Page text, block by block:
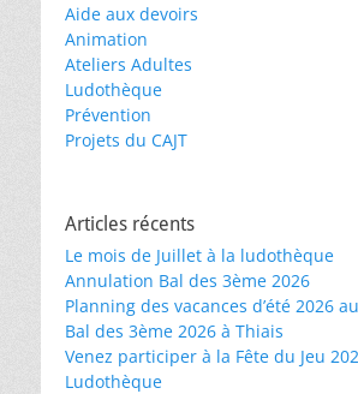
Aide aux devoirs
Animation
Ateliers Adultes
Ludothèque
Prévention
Projets du CAJT
Articles récents
Le mois de Juillet à la ludothèque
Annulation Bal des 3ème 2026
Planning des vacances d’été 2026 au
Bal des 3ème 2026 à Thiais
Venez participer à la Fête du Jeu
Ludothèque